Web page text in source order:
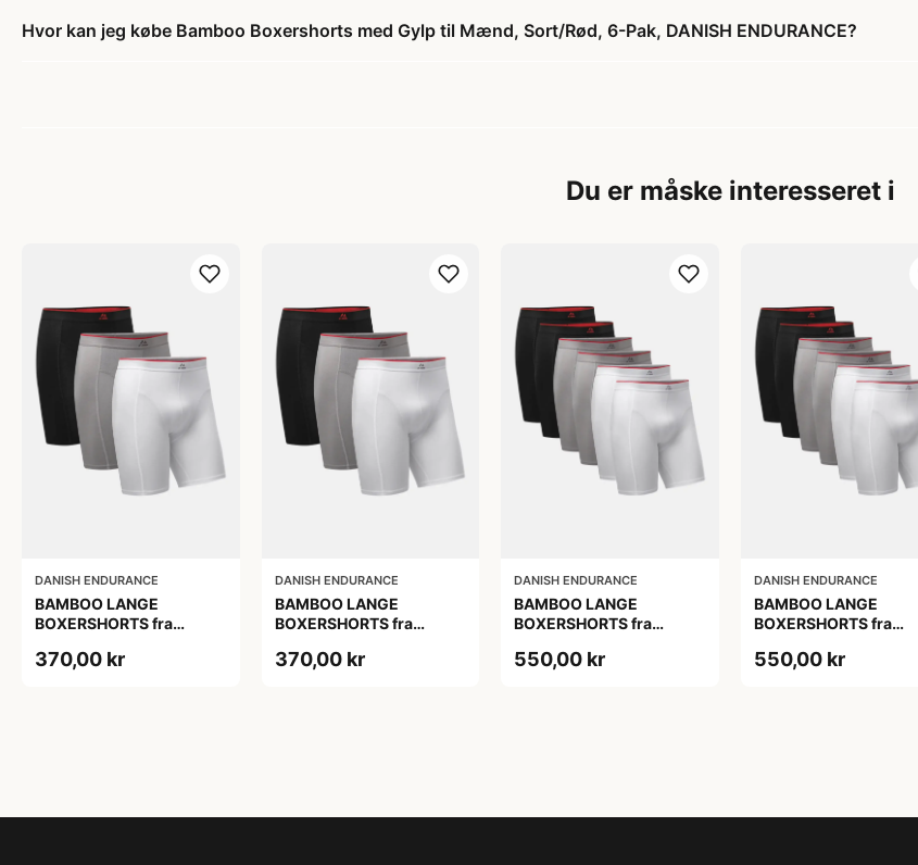
Hvor kan jeg købe Bamboo Boxershorts med Gylp til Mænd, Sort/Rød, 6-Pak, DANISH ENDURANCE?
Du er måske interesseret i
DANISH ENDURANCE
BAMBOO LANGE
BOXERSHORTS fra
Sort/Rød | Grå | Hvid 3-
370,00 kr
DANISH ENDURANCE
BAMBOO LANGE
BOXERSHORTS fra
Sort/Rød | Grå | Hvid 3-
370,00 kr
DANISH ENDURANCE
BAMBOO LANGE
BOXERSHORTS fra
Sort/Rød | Grå | Hvid 6-
550,00 kr
DANISH ENDURANCE
BAMBOO LANGE
BOXERSHORTS fra
Sort/Rød | Grå | Hvid 6-
550,00 kr